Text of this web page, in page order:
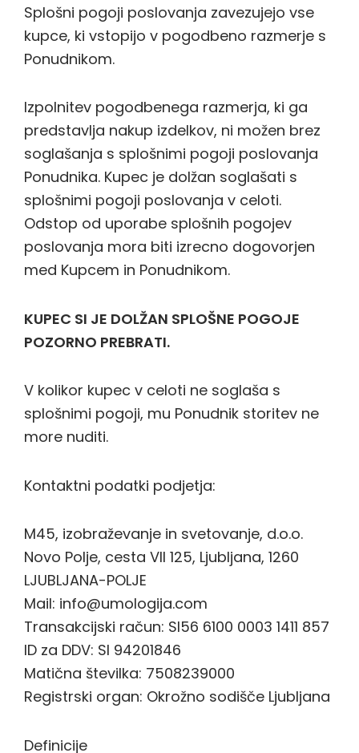
Splošni pogoji poslovanja zavezujejo vse
kupce, ki vstopijo v pogodbeno razmerje s
Ponudnikom.
Izpolnitev pogodbenega razmerja, ki ga
predstavlja nakup izdelkov, ni možen brez
soglašanja s splošnimi pogoji poslovanja
Ponudnika. Kupec je dolžan soglašati s
splošnimi pogoji poslovanja v celoti.
Odstop od uporabe splošnih pogojev
poslovanja mora biti izrecno dogovorjen
med Kupcem in Ponudnikom.
KUPEC SI JE DOLŽAN SPLOŠNE POGOJE
POZORNO PREBRATI.
V kolikor kupec v celoti ne soglaša s
splošnimi pogoji, mu Ponudnik storitev ne
more nuditi.
Kontaktni podatki podjetja:
M45, izobraževanje in svetovanje, d.o.o.
Novo Polje, cesta VII 125, Ljubljana, 1260
LJUBLJANA-POLJE
Mail: info@umologija.com
Transakcijski račun: SI56 6100 0003 1411 857
ID za DDV: SI 94201846
Matična številka: 7508239000
Registrski organ: Okrožno sodišče Ljubljana
Definicije